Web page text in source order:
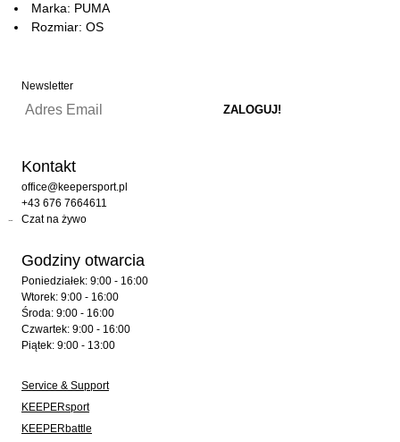
Marka: PUMA
Rozmiar: OS
Newsletter
Kontakt
office@keepersport.pl
+43 676 7664611
Czat na żywo
Godziny otwarcia
Poniedziałek: 9:00 - 16:00
Wtorek: 9:00 - 16:00
Środa: 9:00 - 16:00
Czwartek: 9:00 - 16:00
Piątek: 9:00 - 13:00
Service & Support
KEEPERsport
KEEPERbattle